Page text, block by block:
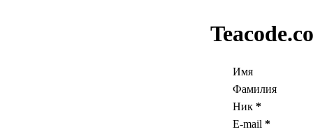
Имя
Фамилия
Ник *
E-mail *